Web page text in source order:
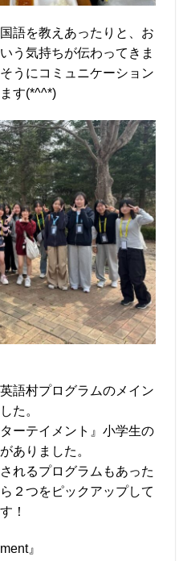
語を教えあったりと、お
う気持ちが伝わってきま
うにコミュニケーション
す(*^^*)
語村プログラムのメイン
た。
ーテイメント』小学生の
ありました。
れるプログラムもあった
２つをピックアップして
！
』